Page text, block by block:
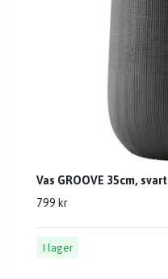
Vas GROOVE 35cm, svart
799 kr
I lager